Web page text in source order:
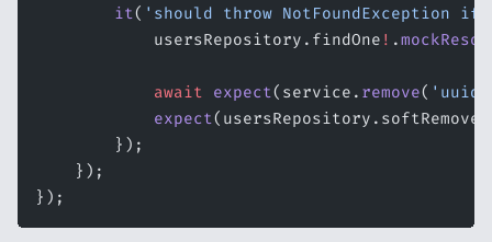
        it
( 'should throw NotFoundException
            usersRepository.findOne
! .
            await
expect(service. remove( 'uuid-
            expect
        });
    });
});